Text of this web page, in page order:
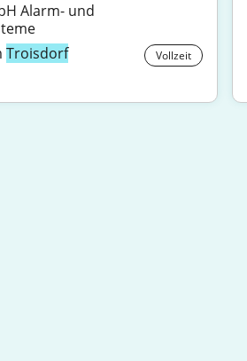
Alarm- und
Troisdorf Vollzeit